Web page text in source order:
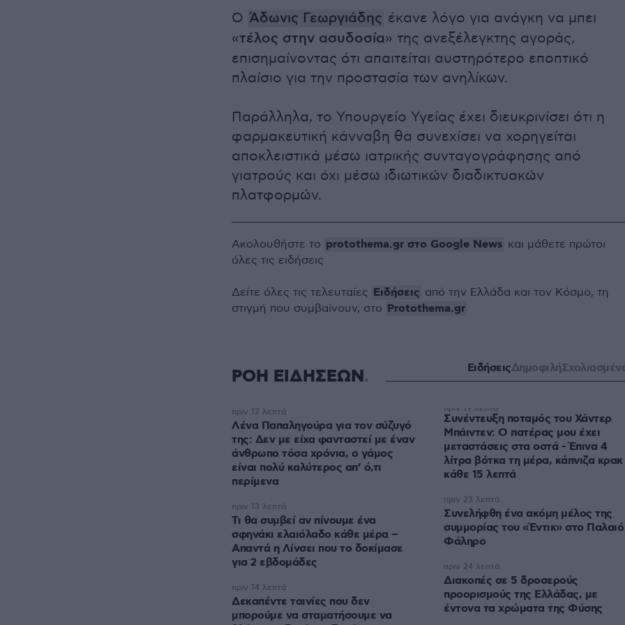
Ο Άδωνις Γεωργιάδης έκανε λόγο για ανάγκη να μπει
«τέλος στην ασυδοσία» της ανεξέλεγκτης αγοράς,
επισημαίνοντας ότι απαιτείται αυστηρότερο εποπτικό
πλαίσιο για την προστασία των ανηλίκων.
Παράλληλα, το Υπουργείο Υγείας έχει διευκρινίσει ότι η
φαρμακευτική κάνναβη θα συνεχίσει να χορηγείται
αποκλειστικά μέσω ιατρικής συνταγογράφησης από
γιατρούς και όχι μέσω ιδιωτικών διαδικτυακών
πλατφορμών.
Ακολουθήστε το protothema.gr στο Google News και μάθετε πρώτοι
όλες τις ειδήσεις
Δείτε όλες τις τελευταίες Ειδήσεις από την Ελλάδα και τον Κόσμο, τη
στιγμή που συμβαίνουν, στο Protothema.gr
ΡΟΗ ΕΙΔΗΣΕΩΝ ΕιδήσειςΔημοφιλή
Λένα Παπαληγούρα για τον σύζυγό
της: Δεν με είχα φανταστεί με έναν
άνθρωπο τόσα χρόνια, ο γάμος
είναι πολύ καλύτερος απ’ ό,τι
περίμενα
πριν 12 λεπτά
Τι θα συμβεί αν πίνουμε ένα
σφηνάκι ελαιόλαδο κάθε μέρα –
Απαντά η Λίνσει που το δοκίμασε
για 2 εβδομάδες
πριν 13 λεπτά
Δεκαπέντε ταινίες που δεν
μπορούμε να σταματήσουμε να
πριν 14 λεπτά
Συνέντευξη ποταμός του Χάντερ
Μπάιντεν: Ο πατέρας μου έχει
μεταστάσεις στα οστά - Έπινα 4
λίτρα βότκα τη μέρα, κάπνιζα κρακ
κάθε 15 λεπτά
πριν 19 λεπτά
Συνελήφθη ένα ακόμη μέλος της
συμμορίας του «Έντικ» στο Παλαιό
Φάληρο
πριν 23 λεπτά
Διακοπές σε 5 δροσερούς
προορισμούς της Ελλάδας, με
έντονα τα χρώματα της Φύσης
πριν 24 λεπτά